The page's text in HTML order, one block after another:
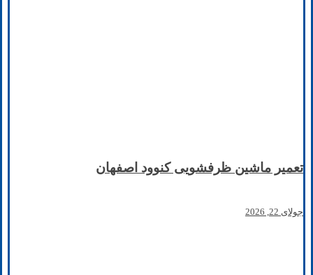
تعمیر ماشین ظرفشویی کنوود اصفهان
جولای 22, 2026